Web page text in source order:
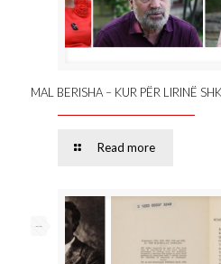
MAL BERISHA – KUR PËR LIRINË
Read more
--